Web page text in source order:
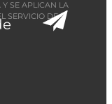
Y SE APLICAN LA
SERVICIO DE